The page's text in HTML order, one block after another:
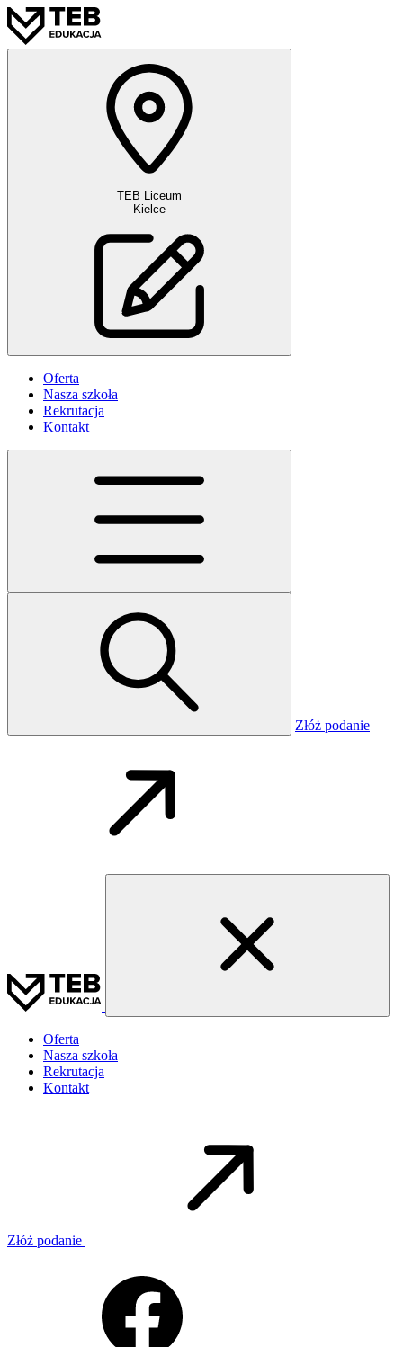
TEB Liceum
Kielce
Oferta
Nasza szkoła
Rekrutacja
Kontakt
Złóż podanie
Oferta
Nasza szkoła
Rekrutacja
Kontakt
Złóż podanie